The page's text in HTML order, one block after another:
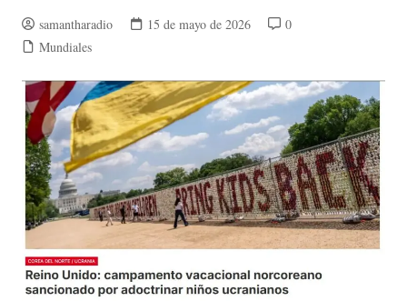
samantharadio 15 de mayo de 2026
0
Mundiales